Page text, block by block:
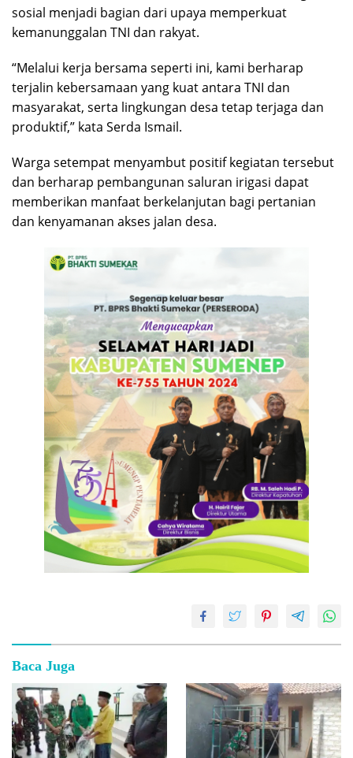
sosial menjadi bagian dari upaya memperkuat
kemanunggalan TNI dan rakyat.
“Melalui kerja bersama seperti ini, kami berharap
terjalin kebersamaan yang kuat antara TNI dan
masyarakat, serta lingkungan desa tetap terjaga dan
produktif,” kata Serda Ismail.
Warga setempat menyambut positif kegiatan tersebut
dan berharap pembangunan saluran irigasi dapat
memberikan manfaat berkelanjutan bagi pertanian
dan kenyamanan akses jalan desa.
Baca Juga